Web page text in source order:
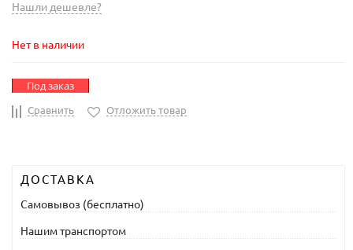
Нашли дешевле?
Нет в наличии
Под заказ
Сравнить Отложить товар
ДОСТАВКА
Самовывоз (бесплатно)
Нашим транспортом